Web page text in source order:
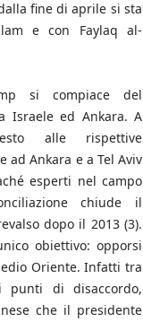
fine di aprile si sta
e con Faylaq al-
si compiace del
Israele ed Ankara. A
alle rispettive
ad Ankara e a Tel Aviv
esperti nel campo
chiude il
dopo il 2013 (3).
obiettivo: opporsi
Oriente. Infatti tra
di disaccordo,
che il presidente